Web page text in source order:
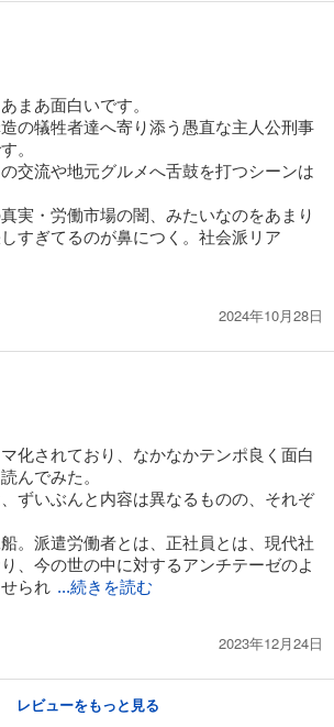
まあ面白いです。
の犠牲者達へ寄り添う愚直な主人公刑事
。
交流や地元グルメへ舌鼓を打つシーンは
実・労働市場の闇、みたいなのをあまり
すぎてるのが鼻につく。社会派リア
2024年10月28日
化されており、なかなかテンポ良く面白
んでみた。
ずいぶんと内容は異なるものの、それぞ
。派遣労働者とは、正社員とは、現代社
、今の世の中に対するアンチテーゼのよ
られ ...続きを読む
2023年12月24日
レビューをもっと見る